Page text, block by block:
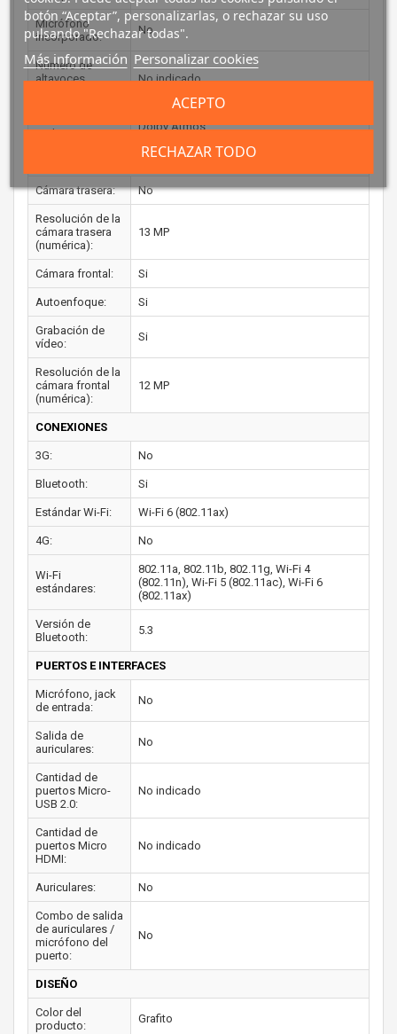
Micrófono
incorporado:
No
Número de
altavoces
No indicado
audio:
Dolby Atmos
Cámara trasera: No
Resolución de la
cámara trasera
(numérica):
13 MP
Cámara frontal: Si
Autoenfoque: Si
Grabación de
vídeo:
Si
Resolución de la
cámara frontal
(numérica):
12 MP
CONEXIONES
3G: No
Bluetooth: Si
Estándar Wi-Fi: Wi-Fi 6 (802.11ax)
4G: No
Wi-Fi
estándares:
802.11a, 802.11b, 802.11g, Wi-Fi 4
(802.11n), Wi-Fi 5 (802.11ac), Wi-Fi 6
(802.11ax)
Versión de
Bluetooth:
5.3
PUERTOS E INTERFACES
Micrófono, jack
de entrada:
No
Salida de
auriculares:
No
Cantidad de
puertos Micro-
USB 2.0:
No indicado
Cantidad de
puertos Micro
HDMI:
No indicado
Auriculares: No
Combo de salida
de auriculares /
micrófono del
puerto:
No
DISEÑO
Color del
producto:
Grafito
botón “Aceptar”, personalizarlas, o rechazar su uso
pulsando "Rechazar todas".
Más información Personalizar cookies
RECHAZAR TODO
ACEPTO